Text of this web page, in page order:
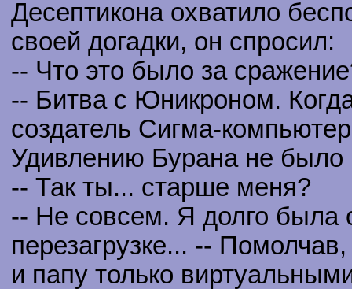
Десептикона охватило
своей догадки, он спросил:
-- Что это было за
-- Битва с Юникроном.
создатель Сигма-
Удивлению Бурана не было
-- Так ты... старше меня?
-- Не совсем. Я долго была
перезагрузке... --
и папу только